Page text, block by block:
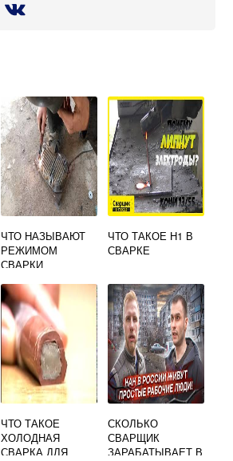
ЧТО НАЗЫВАЮТ
РЕЖИМОМ
СВАРКИ
ЧТО ТАКОЕ Н1 В
СВАРКЕ
ЧТО ТАКОЕ
ХОЛОДНАЯ
СВАРКА ДЛЯ
СКОЛЬКО
СВАРЩИК
ЗАРАБАТЫВАЕТ В